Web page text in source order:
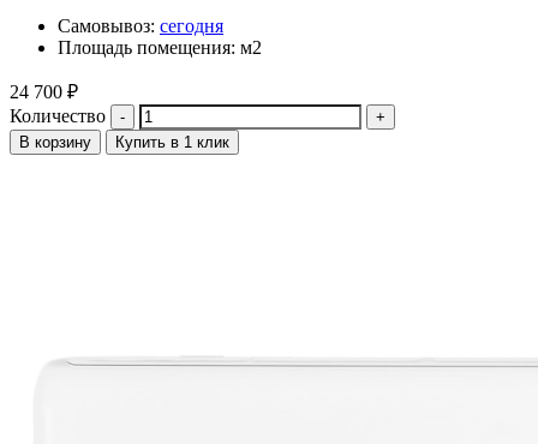
Самовывоз: сегодня
Площадь помещения: м2
24 700 ₽
Количество
В корзину Купить в 1 клик